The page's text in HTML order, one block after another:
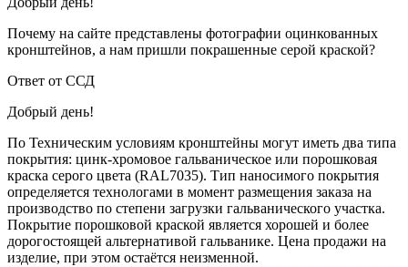
Почему на сайте представлены фотографии оцинкованных
кронштейнов, а нам пришли покрашенные серой краской?
Ответ от ССД
Добрый день!
По Техническим условиям кронштейны могут иметь два типа
покрытия: цинк-хромовое гальваническое или порошковая
краска серого цвета (RAL7035). Тип наносимого покрытия
определяется технологами в момент размещения заказа на
производство по степени загрузки гальванического участка.
Покрытие порошковой краской является хорошей и более
дорогостоящей альтернативой гальванике. Цена продажи на
изделие, при этом остаётся неизменной.